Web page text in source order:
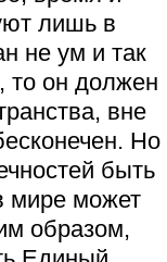
лишь в
не ум и так
то он должен
вне
Но
быть
мире может
образом,